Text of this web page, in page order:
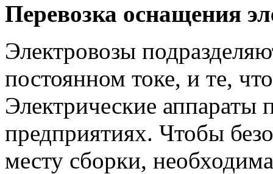
Перевозка оснащения
Электровозы
постоянном токе, и те,
Электрические аппараты
предприятиях. Чтобы
месту сборки,